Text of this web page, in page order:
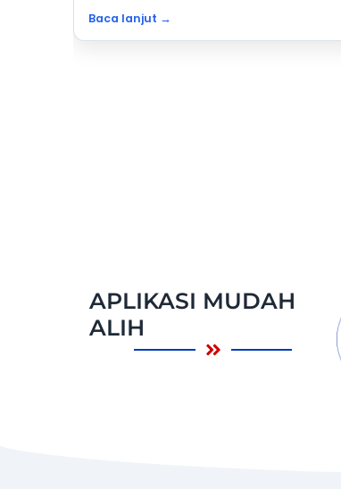
Baca lanjut →
APLIKASI MUDAH
ALIH